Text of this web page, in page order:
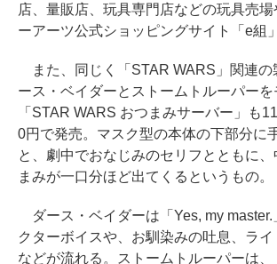
店、量販店、玩具専門店などの玩具売場
ーアーツ公式ショッピングサイト「e組
また、同じく「STAR WARS」関連の
ース・ベイダーとストームトルーパー
「STAR WARS おつまみサーバー」も
0円で発売。マスク型の本体の下部分に
と、劇中でおなじみのセリフとともに
まみが一口分ほど出てくるというもの。
ダース・ベイダーは「Yes, my master.
クターボイスや、お馴染みの吐息、ラ
などが流れる。ストームトルーパーは、